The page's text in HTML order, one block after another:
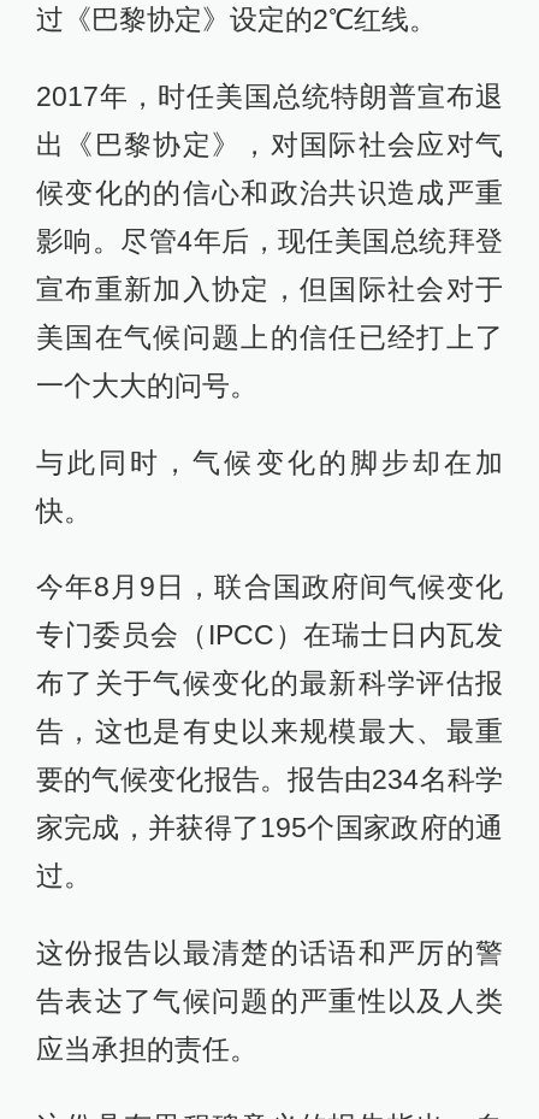
过《巴黎协定》设定的2℃红线。
2017年，时任美国总统特朗普宣布退
出《巴黎协定》，对国际社会应对气
候变化的的信心和政治共识造成严重
影响。尽管4年后，现任美国总统拜登
宣布重新加入协定，但国际社会对于
美国在气候问题上的信任已经打上了
一个大大的问号。
与此同时，气候变化的脚步却在加
快。
今年8月9日，联合国政府间气候变化
专门委员会（IPCC）在瑞士日内瓦发
布了关于气候变化的最新科学评估报
告，这也是有史以来规模最大、最重
要的气候变化报告。报告由234名科学
家完成，并获得了195个国家政府的通
过。
这份报告以最清楚的话语和严厉的警
告表达了气候问题的严重性以及人类
应当承担的责任。